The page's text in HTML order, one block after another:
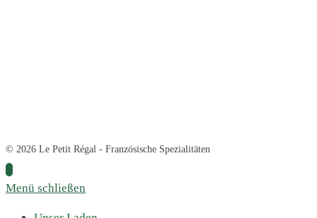
© 2026 Le Petit Régal - Französische Spezialitäten
Menü schließen